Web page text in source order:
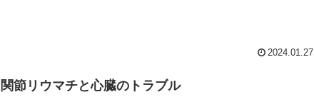
2024.01.27
関節リウマチと心臓のトラブル